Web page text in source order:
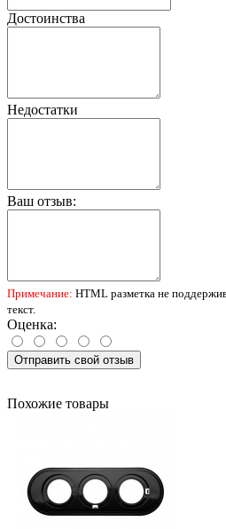
Достоинства
Недостатки
Ваш отзыв:
Примечание: HTML разметка не
текст.
Оценка:
Отправить свой отзыв
Похожие товары